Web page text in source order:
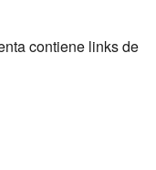
contiene links de